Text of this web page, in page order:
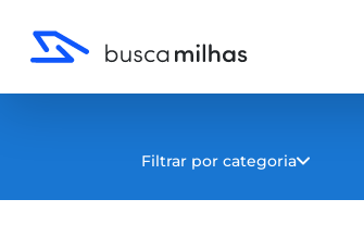
Filtrar por categoria